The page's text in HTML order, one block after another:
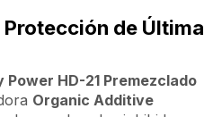
Protección de Última
HD-21 Premezclado
Organic Additive